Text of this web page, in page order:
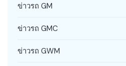
ข่าวรถ GM
ข่าวรถ GMC
ข่าวรถ GWM